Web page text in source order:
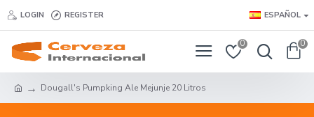
LOGIN REGISTER ESPAÑOL
0 0
Dougall's Pumpking Ale Mejunje 20 Litros